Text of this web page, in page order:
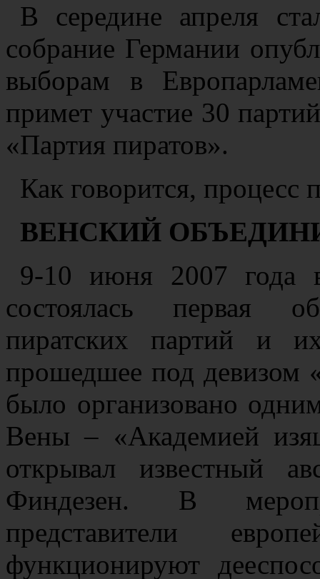
В середине апреля
собрание Германии
выборам в
примет участие 30
«Партия пиратов».
Как говорится,
ВЕНСКИЙ
9-10 июня 2007 года
состоялась первая
пиратских партий и
прошедшее под девизом
было организовано
Вены – «Академией
открывал известный
Финдезен. В
представители
функционируют